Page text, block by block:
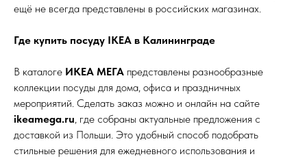
ещё не всегда представлены в российских магазинах.
Где купить посуду IKEA в Калининграде
В каталоге ИКЕА МЕГА представлены разнообразные
коллекции посуды для дома, офиса и праздничных
мероприятий. Сделать заказ можно и онлайн на сайте
ikeamega.ru, где собраны актуальные предложения с
доставкой из Польши. Это удобный способ подобрать
стильные решения для ежедневного использования и